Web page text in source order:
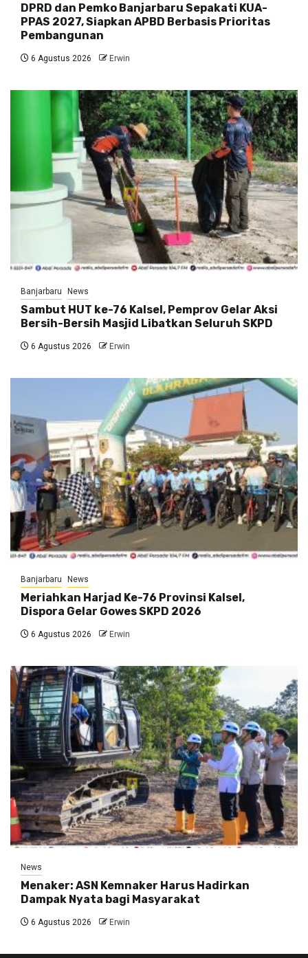
DPRD dan Pemko Banjarbaru Sepakati KUA-
PPAS 2027, Siapkan APBD Berbasis Prioritas
Pembangunan
6 Agustus 2026 Erwin
Banjarbaru News
Sambut HUT ke-76 Kalsel, Pemprov Gelar Aksi
Bersih-Bersih Masjid Libatkan Seluruh SKPD
6 Agustus 2026 Erwin
Banjarbaru News
Meriahkan Harjad Ke-76 Provinsi Kalsel,
Dispora Gelar Gowes SKPD 2026
6 Agustus 2026 Erwin
News
Menaker: ASN Kemnaker Harus Hadirkan
Dampak Nyata bagi Masyarakat
6 Agustus 2026 Erwin